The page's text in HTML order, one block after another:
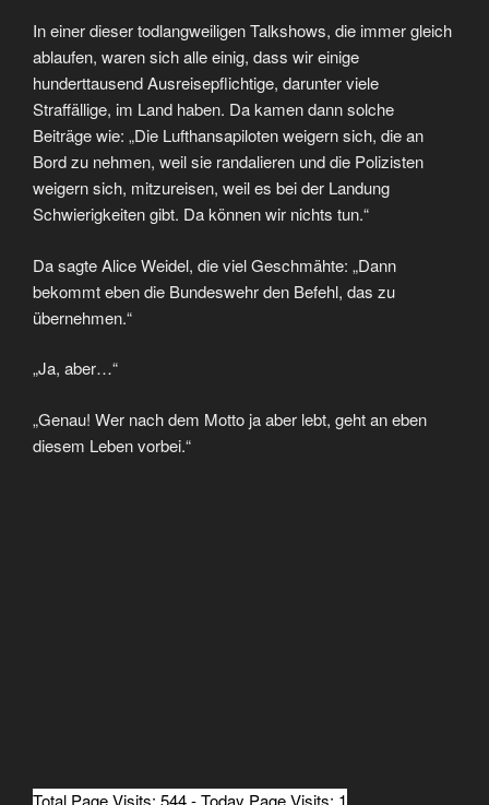
In einer dieser todlangweiligen Talkshows, die immer gleich
ablaufen, waren sich alle einig, dass wir einige
hunderttausend Ausreisepflichtige, darunter viele
Straffällige, im Land haben. Da kamen dann solche
Beiträge wie: „Die Lufthansapiloten weigern sich, die an
Bord zu nehmen, weil sie randalieren und die Polizisten
weigern sich, mitzureisen, weil es bei der Landung
Schwierigkeiten gibt. Da können wir nichts tun.“
Da sagte Alice Weidel, die viel Geschmähte: „Dann
bekommt eben die Bundeswehr den Befehl, das zu
übernehmen.“
„Ja, aber…“
„Genau! Wer nach dem Motto ja aber lebt, geht an eben
diesem Leben vorbei.“